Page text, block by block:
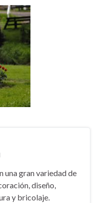
una gran variedad de
diseño,
y bricolaje.